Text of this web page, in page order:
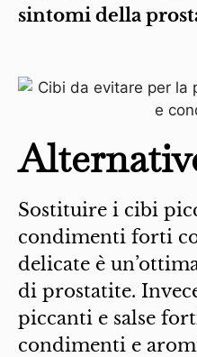
sintomi della
Sostituire i cibi
condimenti forti
delicate è
di prostatite.
piccanti e salse
condimenti e